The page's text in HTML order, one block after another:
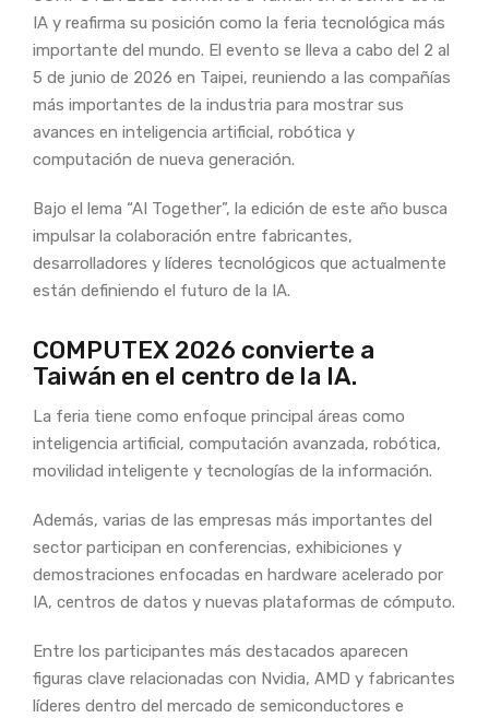
IA y reafirma su posición como la feria tecnológica más
importante del mundo. El evento se lleva a cabo del 2 al
5 de junio de 2026 en Taipei, reuniendo a las compañías
más importantes de la industria para mostrar sus
avances en inteligencia artificial, robótica y
computación de nueva generación.
Bajo el lema “AI Together”, la edición de este año busca
impulsar la colaboración entre fabricantes,
desarrolladores y líderes tecnológicos que actualmente
están definiendo el futuro de la IA.
COMPUTEX 2026 convierte a
Taiwán en el centro de la IA.
La feria tiene como enfoque principal áreas como
inteligencia artificial, computación avanzada, robótica,
movilidad inteligente y tecnologías de la información.
Además, varias de las empresas más importantes del
sector participan en conferencias, exhibiciones y
demostraciones enfocadas en hardware acelerado por
IA, centros de datos y nuevas plataformas de cómputo.
Entre los participantes más destacados aparecen
figuras clave relacionadas con Nvidia, AMD y fabricantes
líderes dentro del mercado de semiconductores e